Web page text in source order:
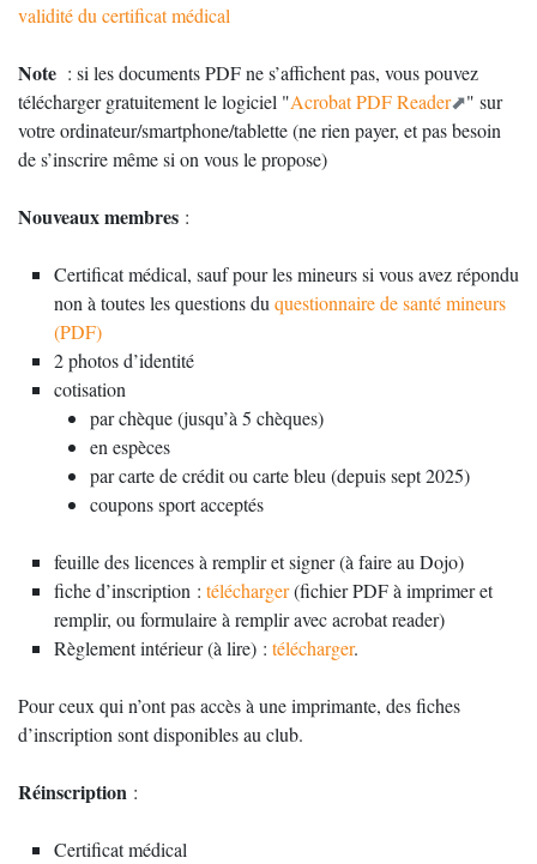
validité du certificat médical
Note : si les documents PDF ne s’affichent pas, vous pouvez
télécharger gratuitement le logiciel "Acrobat PDF Reader
" sur
votre ordinateur/smartphone/tablette (ne rien payer, et pas besoin
de s’inscrire même si on vous le propose)
Nouveaux membres :
Certificat médical, sauf pour les mineurs si vous avez répondu
non à toutes les questions du questionnaire de santé mineurs
(PDF)
2 photos d’identité
cotisation
par chèque (jusqu’à 5 chèques)
en espèces
par carte de crédit ou carte bleu (depuis sept 2025)
coupons sport acceptés
feuille des licences à remplir et signer (à faire au Dojo)
fiche d’inscription : télécharger(fichier PDF à imprimer et
remplir, ou formulaire à remplir avec acrobat reader)
Règlement intérieur (à lire) : télécharger.
Pour ceux qui n’ont pas accès à une imprimante, des fiches
d’inscription sont disponibles au club.
Réinscription :
Certificat médical